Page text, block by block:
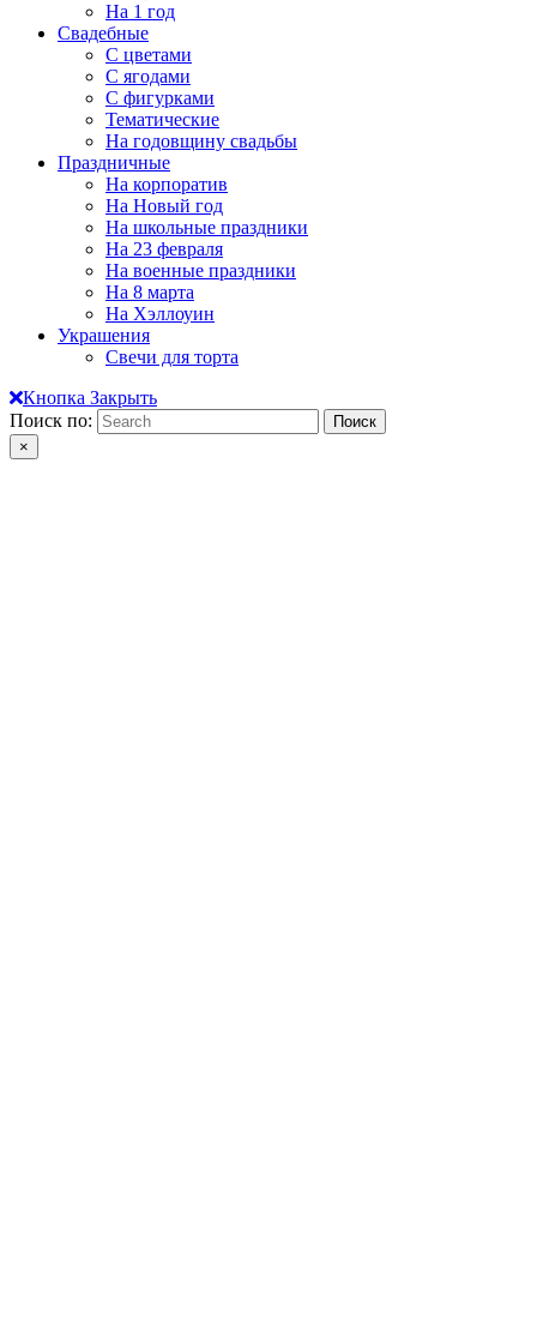
На 1 год
Свадебные
С цветами
С ягодами
С фигурками
Тематические
На годовщину свадьбы
Праздничные
На корпоратив
На Новый год
На школьные праздники
На 23 февраля
На военные праздники
На 8 марта
На Хэллоуин
Украшения
Свечи для торта
Кнопка Закрыть
Поиск по:
×